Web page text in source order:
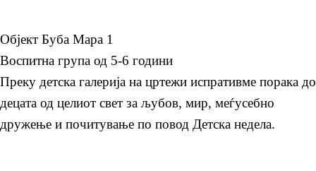
Објект Буба Мара 1
Воспитна група од 5-6 години
Преку детска галерија на цртежи испративме порака до
децата од целиот свет за љубов, мир, меѓусебно
дружење и почитување по повод Детска недела.